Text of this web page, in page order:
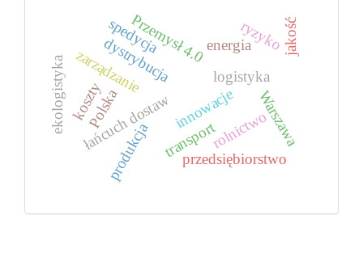
logistyka
transport
łańcuch dostawinnowacje
zarządzanie
dystrybucja
przedsiębiorstwo
Przemysł 4.0
Polska Warszawa
ekologistyka
energia
produkcja rolnictwo
ryzyko
spedycja jakość
koszty